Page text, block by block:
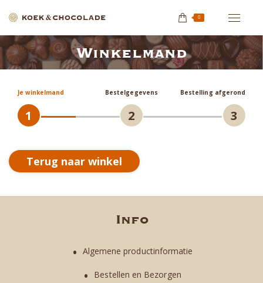
0
Winkelmand
Je bent hier:
Je winkelmand
1
Bestelgegevens
2
Bestelling afgerond
3
Terug naar winkel
Info
Algemene productinformatie
Bestellen en Bezorgen